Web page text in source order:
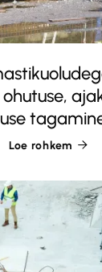
Loe rohkem 